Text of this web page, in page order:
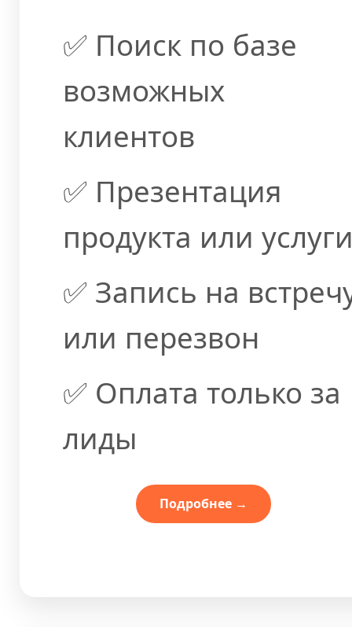
✅ Поиск по базе
возможных
клиентов
✅ Презентация
продукта или
✅ Запись на
или перезвон
✅ Оплата только за
лиды
Подробнее →